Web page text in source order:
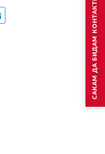
САКАМ ДА БИДАМ КОНТАКТИРАН